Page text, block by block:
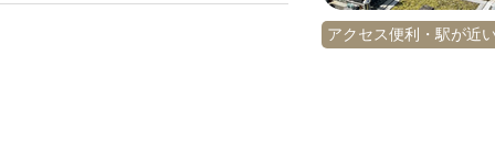
アクセス便利・駅が近